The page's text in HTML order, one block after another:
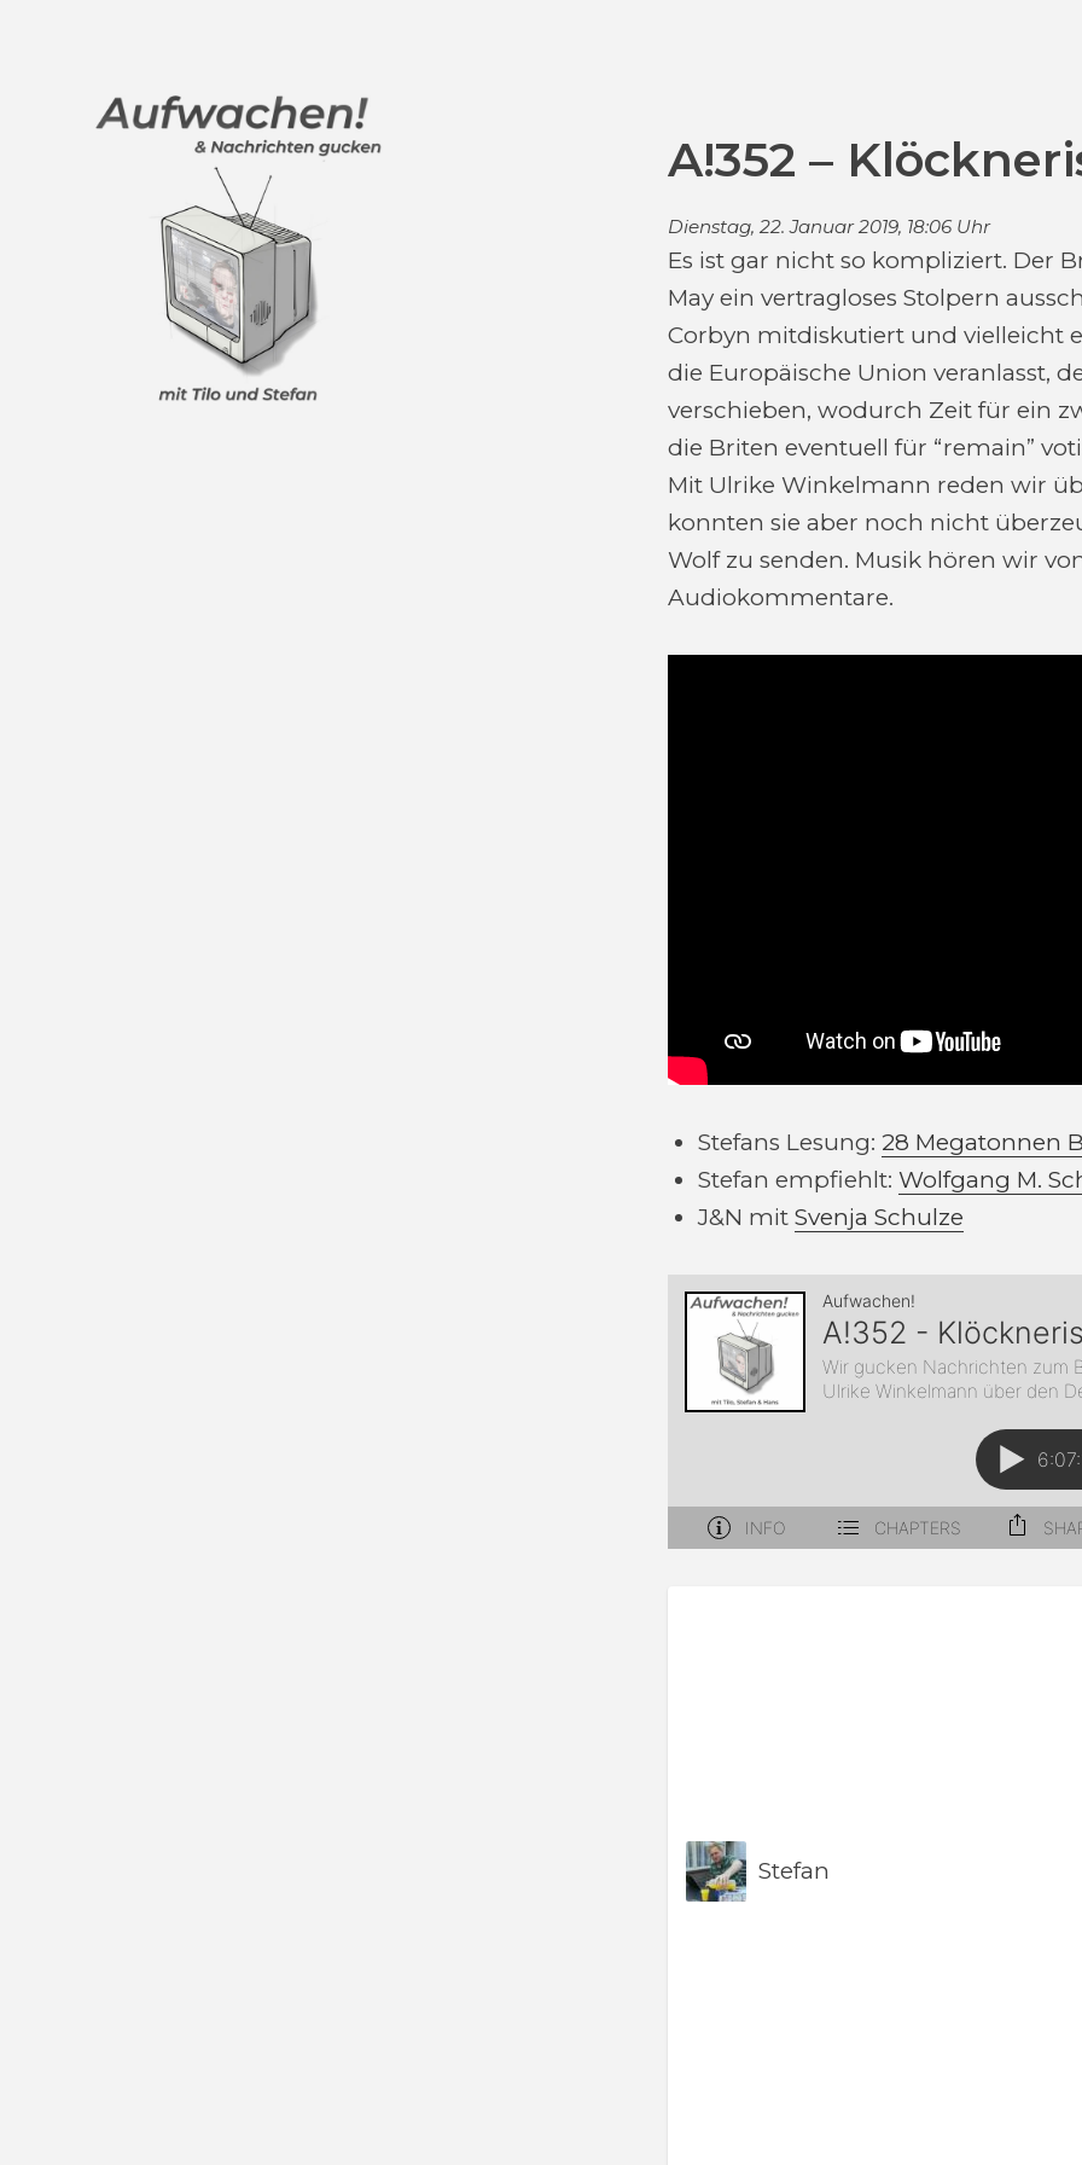
A!352 –
Dienstag, 22. Januar 2019, 18:06 Uhr
Es ist gar nicht so kompliziert. Der
May ein vertragloses Stolpern
Corbyn mitdiskutiert und vielleicht
die Europäische Union veranlasst,
verschieben, wodurch Zeit für ein
die Briten eventuell für “remain”
Mit Ulrike Winkelmann reden wir
konnten sie aber noch nicht
Wolf zu senden. Musik hören wir
Audiokommentare.
Stefans Lesung: 28 Megatonnen
Stefan empfiehlt:Wolfgang M.
J&N mitSvenja Schulze
Stefan